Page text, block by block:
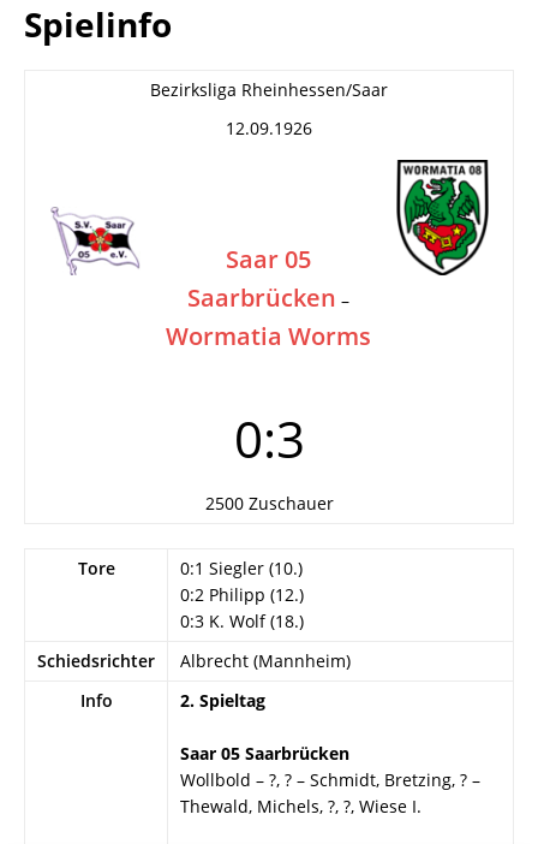
Spielinfo
Bezirksliga Rheinhessen/Saar
12.09.1926
Saar 05
Saarbrücken –
Wormatia Worms
0:3
2500 Zuschauer
Tore
0:1 Siegler (10.)
0:2 Philipp (12.)
0:3 K. Wolf (18.)
Schiedsrichter
Albrecht (Mannheim)
Info
2. Spieltag
Saar 05 Saarbrücken
Wollbold – ?, ? – Schmidt, Bretzing, ? –
Thewald, Michels, ?, ?, Wiese I.